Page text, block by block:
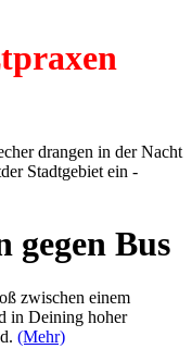
drangen in der Nacht
Stadtgebiet ein -
gegen Bus
zwischen einem
in Deining hoher
(Mehr)